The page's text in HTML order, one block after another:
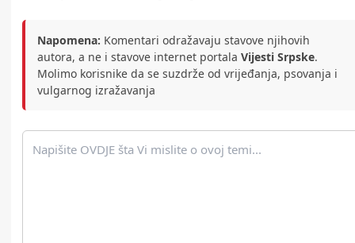
Napomena: Komentari odražavaju stavove njihovih
autora, a ne i stavove internet portala Vijesti Srpske.
Molimo korisnike da se suzdrže od vrijeđanja, psovanja i
vulgarnog izražavanja